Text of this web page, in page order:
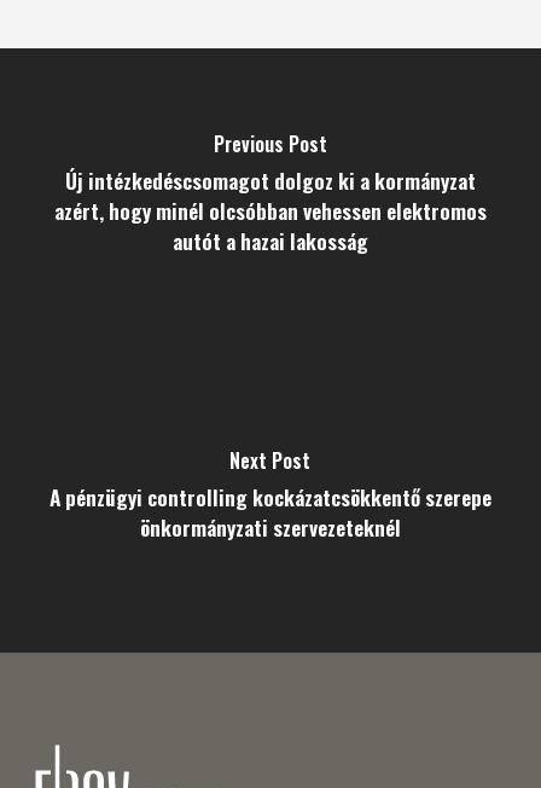
Previous Post
Új intézkedéscsomagot dolgoz ki a kormányzat
azért, hogy minél olcsóbban vehessen elektromos
autót a hazai lakosság
Next Post
A pénzügyi controlling kockázatcsökkentő szerepe
önkormányzati szervezeteknél